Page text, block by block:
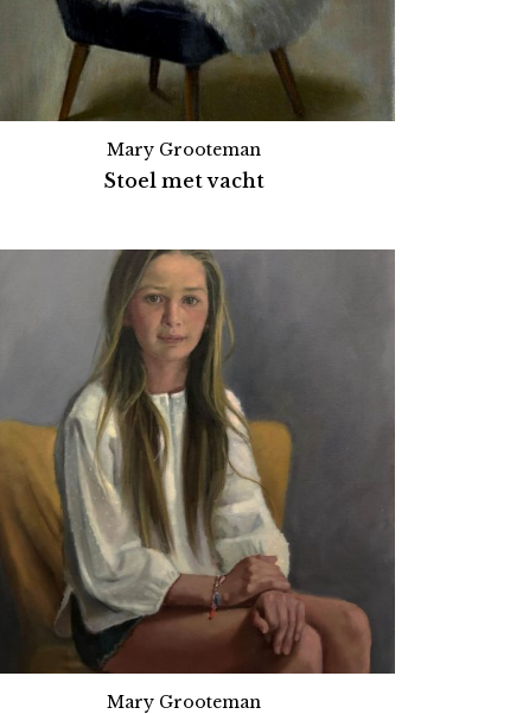
Mary Grooteman
Stoel met vacht
Mary Grooteman